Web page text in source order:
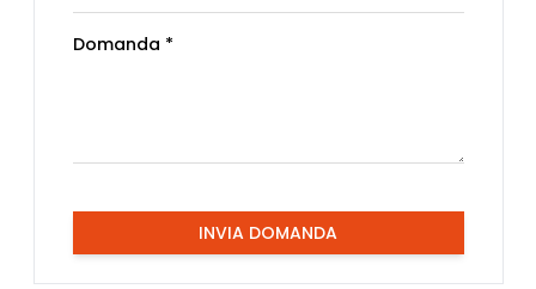
Domanda *
INVIA DOMANDA